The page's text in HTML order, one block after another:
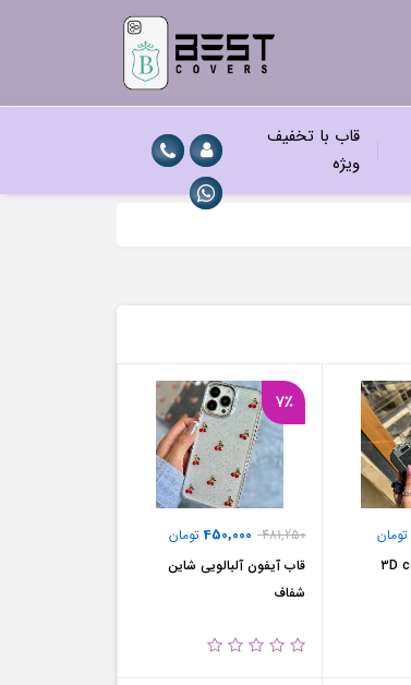
قاب با تخفیف
ویژه
تومان
7٪
481,250
450,000تومان
قاب آیفون آلبالویی شاین
شفاف